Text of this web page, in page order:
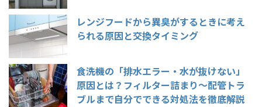
レンジフードから異臭がするときに考え
られる原因と交換タイミング
食洗機の「排水エラー・水が抜けない」
原因とは？フィルター詰まり〜配管トラ
ブルまで自分でできる対処法を徹底解説